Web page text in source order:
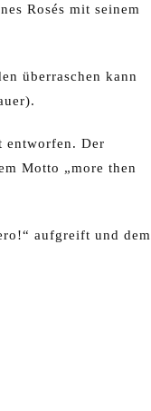
Rosés mit seinem
überraschen kann
entworfen. Der
Motto „more then
aufgreift und dem